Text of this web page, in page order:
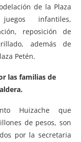
de la Plaza
infantiles,
reposición de
además de
Petén.
las familias de
Huizache que
de pesos, son
por la secretaria